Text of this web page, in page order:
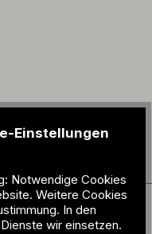
Einstellungen
Notwendige Cookies
Weitere Cookies
In den
wir einsetzen.